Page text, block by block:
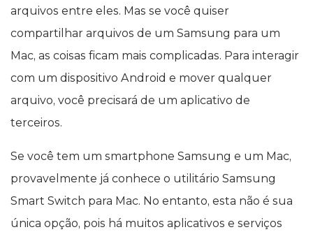
arquivos entre eles. Mas se você quiser
compartilhar arquivos de um Samsung para um
Mac, as coisas ficam mais complicadas. Para interagir
com um dispositivo Android e mover qualquer
arquivo, você precisará de um aplicativo de
terceiros.
Se você tem um smartphone Samsung e um Mac,
provavelmente já conhece o utilitário Samsung
Smart Switch para Mac. No entanto, esta não é sua
única opção, pois há muitos aplicativos e serviços